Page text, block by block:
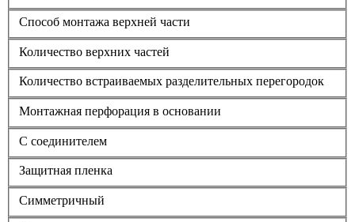
Способ монтажа верхней части
Количество верхних частей
Количество встраиваемых разделительных перегородок
Монтажная перфорация в основании
С соединителем
Защитная пленка
Симметричный